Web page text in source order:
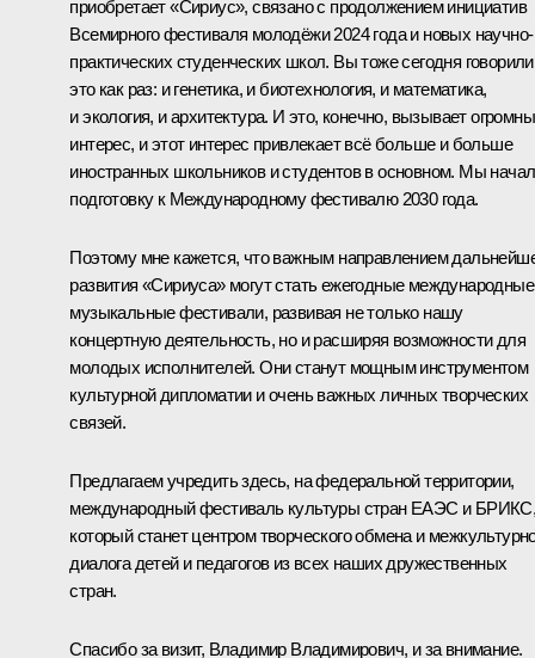
приобретает «Сириус», связано с продолжением инициатив
Всемирного фестиваля молодёжи 2024 года и новых научно-
практических студенческих школ. Вы тоже сегодня говорили
это как раз: и генетика, и биотехнология, и математика,
и экология, и архитектура. И это, конечно, вызывает
интерес, и этот интерес привлекает всё больше и больше
иностранных школьников и студентов в основном. Мы
подготовку к Международному фестивалю 2030 года.
Поэтому мне кажется, что важным направлением
развития «Сириуса» могут стать ежегодные международные
музыкальные фестивали, развивая не только нашу
концертную деятельность, но и расширяя возможности для
молодых исполнителей. Они станут мощным инструментом
культурной дипломатии и очень важных личных творческих
связей.
Предлагаем учредить здесь, на федеральной территории,
международный фестиваль культуры стран ЕАЭС и
который станет центром творческого обмена и
диалога детей и педагогов из всех наших дружественных
стран.
Спасибо за визит, Владимир Владимирович, и за внимание.